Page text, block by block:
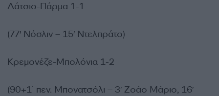
Λάτσιο-Πάρμα 1-1
(77′ Νόσλιν – 15′ Ντελπράτο)
Κρεμονέζε-Μπολόνια 1-2
(90+1΄ πεν. Μπονατσόλι – 3′ Ζοάο Μάριο, 16′